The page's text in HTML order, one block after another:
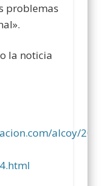
problemas
la noticia
alcoy/